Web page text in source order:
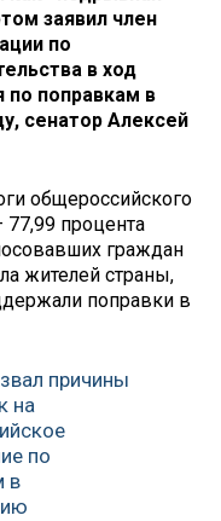
заявил член
по
в ход
по поправкам в
сенатор Алексей
общероссийского
процента
граждан
жителей страны,
поправки в
причины
на
по
в